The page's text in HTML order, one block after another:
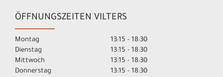
ÖFFNUNGSZEITEN VILTERS
Montag
13:15 - 18:30
Dienstag
13:15 - 18:30
Mittwoch
13:15 - 18:30
Donnerstag
13:15 - 18:30